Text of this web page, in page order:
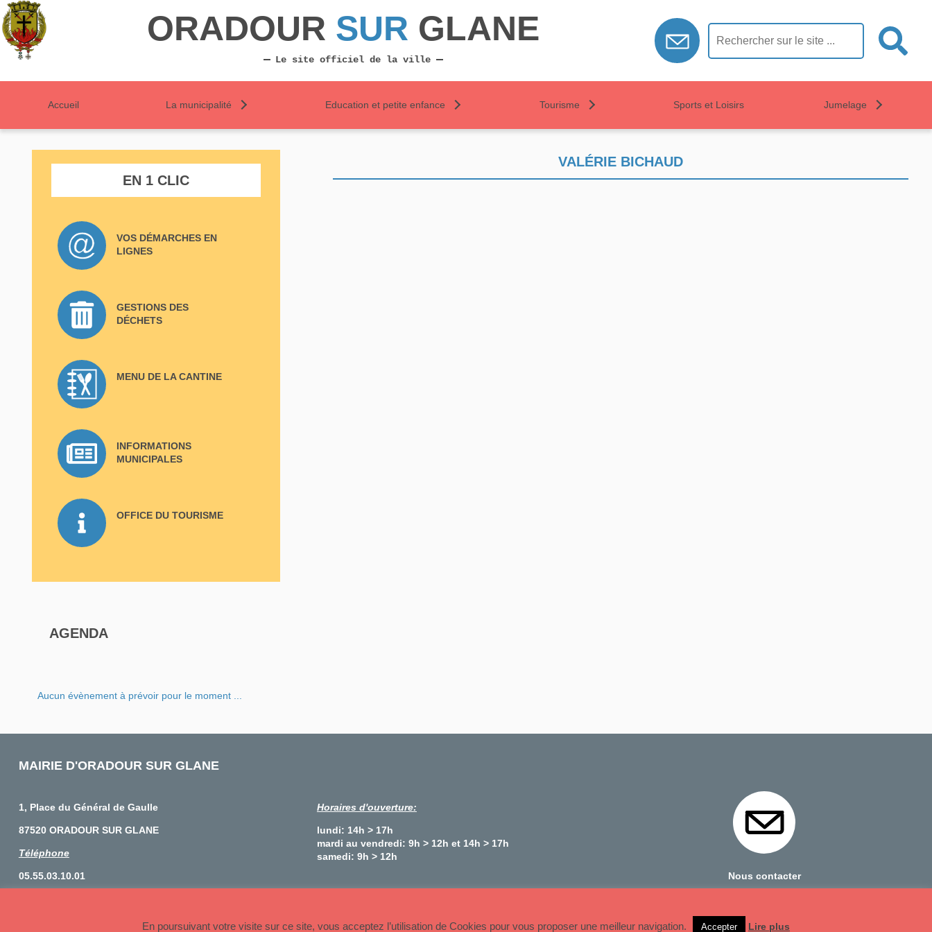
ORADOUR SUR GLANE
Le site officiel de la ville
Accueil La municipalité Education et petite enfance Tourisme Sports et Loisirs Jumelage
EN 1 CLIC
VOS DÉMARCHES EN
LIGNES
GESTIONS DES
DÉCHETS
MENU DE LA CANTINE
INFORMATIONS
MUNICIPALES
OFFICE DU TOURISME
AGENDA
Aucun évènement à prévoir pour le moment ...
VALÉRIE BICHAUD
MAIRIE D'ORADOUR SUR GLANE
1, Place du Général de Gaulle
87520 ORADOUR SUR GLANE
Téléphone
05.55.03.10.01
Horaires d'ouverture:
lundi: 14h > 17h
mardi au vendredi: 9h > 12h et 14h > 17h
samedi: 9h > 12h
Nous contacter
© 2026 Copyright Oradour sur Glane Plan du site Mentions Légales
En poursuivant votre visite sur ce site, vous acceptez l’utilisation de Cookies pour vous proposer une meilleur navigation. Accepter Lire plus